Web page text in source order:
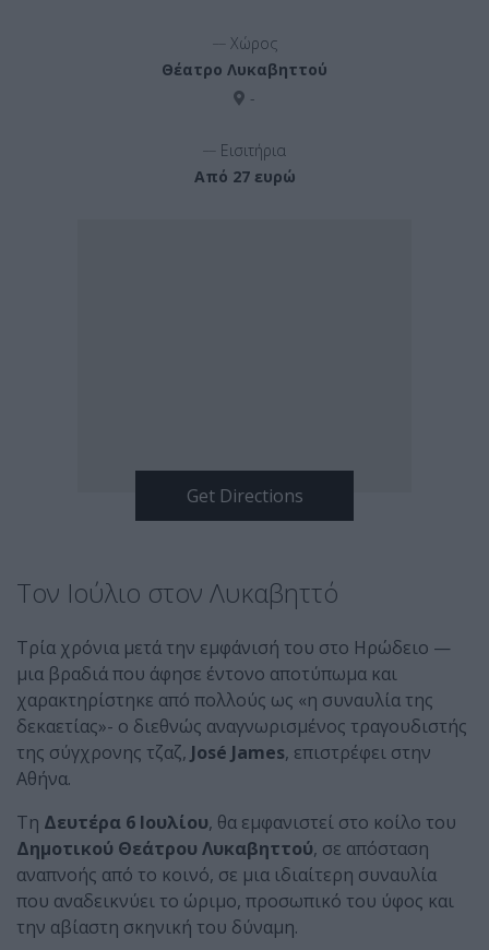
Χώρος
Θέατρο Λυκαβηττού
-
Εισιτήρια
Από 27 ευρώ
Τον Ιούλιο στον Λυκαβηττό
Τρία χρόνια μετά την εμφάνισή του στο Ηρώδειο —
μια βραδιά που άφησε έντονο αποτύπωμα και
χαρακτηρίστηκε από πολλούς ως «η συναυλία της
δεκαετίας»- ο διεθνώς αναγνωρισμένος τραγουδιστής
της σύγχρονης τζαζ, José James, επιστρέφει στην
Αθήνα.
Τη Δευτέρα 6 Ιουλίου, θα εμφανιστεί στο κοίλο του
Δημοτικού Θεάτρου Λυκαβηττού, σε απόσταση
αναπνοής από το κοινό, σε μια ιδιαίτερη συναυλία
που αναδεικνύει το ώριμο, προσωπικό του ύφος και
την αβίαστη σκηνική του δύναμη.